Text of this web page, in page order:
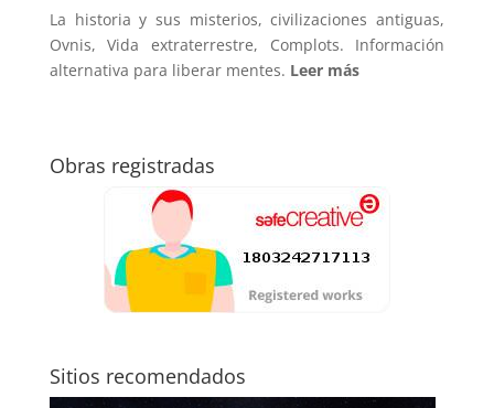
La historia y sus misterios, civilizaciones antiguas,
Ovnis, Vida extraterrestre, Complots. Información
alternativa para liberar mentes. Leer más
Obras registradas
Sitios recomendados